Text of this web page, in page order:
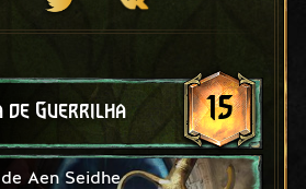
de Guerrilha 15
Aen Seidhe